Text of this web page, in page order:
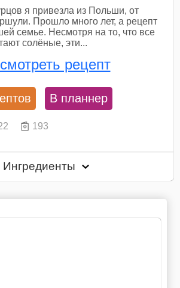
я привезла из Польши, от
Прошло много лет, а рецепт
семье. Несмотря на то, что все
солёные, эти...
рецепт
В планнер
193
Ингредиенты